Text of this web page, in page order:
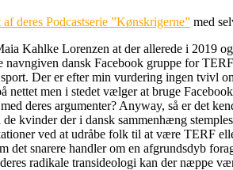
af deres Podcastserie ”Kønskrigerne” med
Kahlke Lorenzen at der allerede i 2019
dansk Facebook gruppe for
Der er efter min vurdering ingen tvivl
men i stedet vælger at bruge
deres argumenter? Anyway, så er det
kvinder der i dansk sammenhæng
ved at udråbe folk til at være TERF
det snarere handler om en afgrundsdyb
radikale transideologi kan der næppe